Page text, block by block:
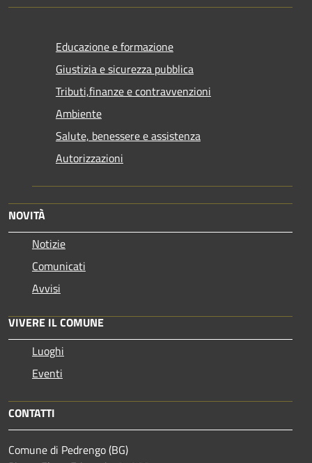
Educazione e formazione
Giustizia e sicurezza pubblica
Tributi,finanze e contravvenzioni
Ambiente
Salute, benessere e assistenza
Autorizzazioni
NOVITÀ
Notizie
Comunicati
Avvisi
VIVERE IL COMUNE
Luoghi
Eventi
CONTATTI
Comune di Pedrengo (BG)